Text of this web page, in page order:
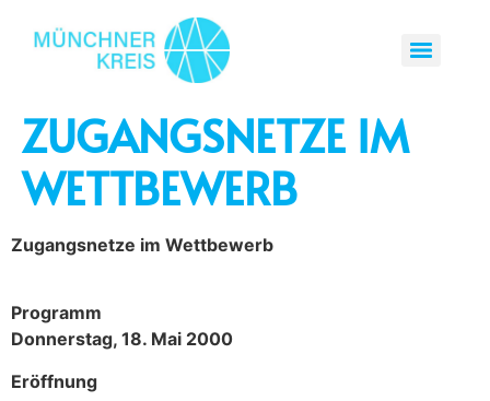
ZUGANGSNETZE IM
WETTBEWERB
Zugangsnetze im Wettbewerb
Programm
Donnerstag, 18. Mai 2000
Eröffnung